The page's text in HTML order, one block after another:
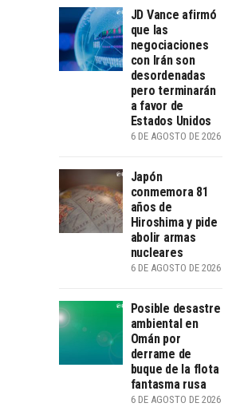
JD Vance afirmó
que las
negociaciones
con Irán son
desordenadas
pero terminarán
a favor de
Estados Unidos
6 DE AGOSTO DE 2026
Japón
conmemora 81
años de
Hiroshima y pide
abolir armas
nucleares
6 DE AGOSTO DE 2026
Posible desastre
ambiental en
Omán por
derrame de
buque de la flota
fantasma rusa
6 DE AGOSTO DE 2026